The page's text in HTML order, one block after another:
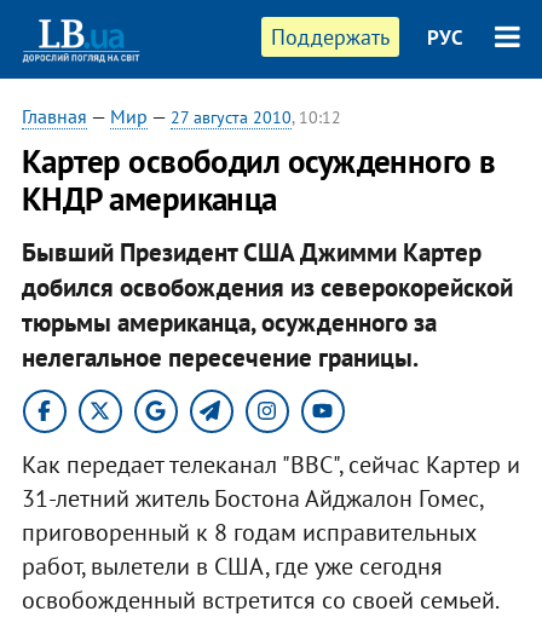
Поддержать РУС
Главная — Мир — 27 августа 2010, 10:12
Картер освободил осужденного в
КНДР американца
Бывший Президент США Джимми Картер
добился освобождения из северокорейской
тюрьмы американца, осужденного за
нелегальное пересечение границы.
Как передает телеканал "ВВС", сейчас Картер и
31-летний житель Бостона Айджалон Гомес,
приговоренный к 8 годам исправительных
работ, вылетели в США, где уже сегодня
освобожденный встретится со своей семьей.